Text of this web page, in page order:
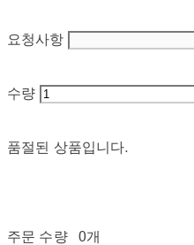
요청사항
수량
품절된 상품입니다.
주문 수량
0개